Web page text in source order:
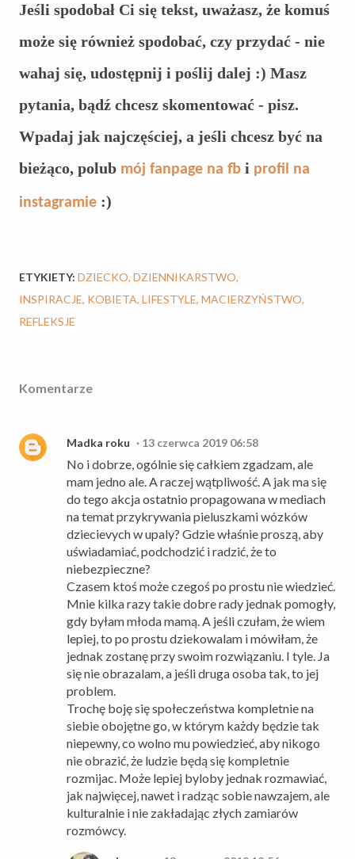
Jeśli spodobał Ci się tekst, uważasz, że komuś
może się również spodobać, czy przydać - nie
wahaj się, udostępnij i poślij dalej :) Masz
pytania, bądź chcesz skomentować - pisz.
Wpadaj jak najczęściej, a jeśli chcesz być na
bieżąco, polub mój fanpage na fb i profil na
instagramie :)
ETYKIETY: DZIECKO DZIENNIKARSTWO
INSPIRACJE KOBIETA LIFESTYLE MACIERZYŃSTWO
REFLEKSJE
Komentarze
Madka roku 13 czerwca 2019 06:58
No i dobrze, ogólnie się całkiem zgadzam, ale
mam jedno ale. A raczej wątpliwość. A jak ma się
do tego akcja ostatnio propagowana w mediach
na temat przykrywania pieluszkami wózków
dziecievych w upaly? Gdzie właśnie proszą, aby
uświadamiać, podchodzić i radzić, że to
niebezpieczne?
Czasem ktoś może czegoś po prostu nie wiedzieć.
Mnie kilka razy takie dobre rady jednak pomogły,
gdy byłam młoda mamą. A jeśli czułam, że wiem
lepiej, to po prostu dziekowalam i mówiłam, że
jednak zostanę przy swoim rozwiązaniu. I tyle. Ja
się nie obrazalam, a jeśli druga osoba tak, to jej
problem.
Trochę boję się społeczeństwa kompletnie na
siebie obojętne go, w którym każdy będzie tak
niepewny, co wolno mu powiedzieć, aby nikogo
nie obrazić, że ludzie będą się kompletnie
rozmijac. Może lepiej byloby jednak rozmawiać,
jak najwięcej, nawet i radząc sobie nawzajem, ale
kulturalnie i nie zakładając złych zamiarów
rozmówcy.